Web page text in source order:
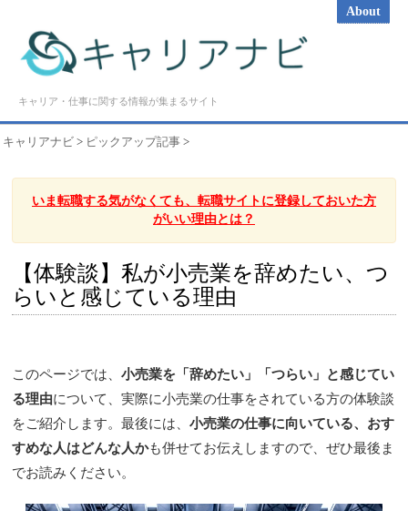
About
キャリア・仕事に関する情報が集まるサイト
キャリアナビ > ピックアップ記事 >
いま転職する気がなくても、転職サイトに登録しておいた方
がいい理由とは？
【体験談】私が小売業を辞めたい、つ
らいと感じている理由
このページでは、 小売業を「辞めたい」「つらい」と感じてい
る理由について、実際に小売業の仕事をされている方の体験談
をご紹介します。最後には、 小売業の仕事に向いている、おす
すめな人はどんな人かも併せてお伝えしますので、ぜひ最後ま
でお読みください。